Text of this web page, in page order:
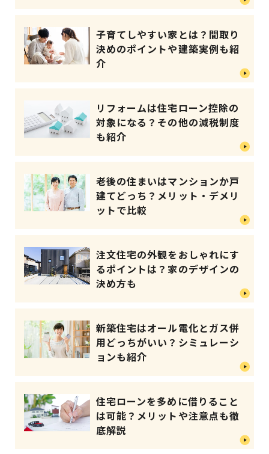
子育てしやすい家とは？間取り
決めのポイントや建築実例も紹
介
リフォームは住宅ローン控除の
対象になる？その他の減税制度
も紹介
老後の住まいはマンションか戸
建てどっち？メリット・デメリ
ットで比較
注文住宅の外観をおしゃれにす
るポイントは？家のデザインの
決め方も
新築住宅はオール電化とガス併
用どっちがいい？シミュレーシ
ョンも紹介
住宅ローンを多めに借りること
は可能？メリットや注意点も徹
底解説